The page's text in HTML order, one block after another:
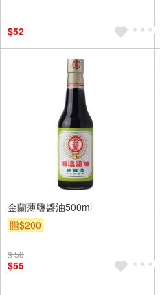
$52
金蘭薄鹽醬油500ml
贈$200
$ 58
$55